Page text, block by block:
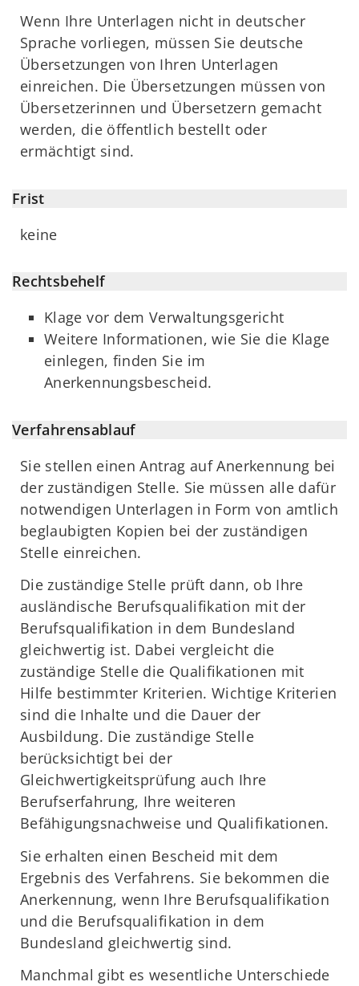
Wenn Ihre Unterlagen nicht in deutscher
Sprache vorliegen, müssen Sie deutsche
Übersetzungen von Ihren Unterlagen
einreichen. Die Übersetzungen müssen von
Übersetzerinnen und Übersetzern gemacht
werden, die öffentlich bestellt oder
ermächtigt sind.
Frist
keine
Rechtsbehelf
Klage vor dem Verwaltungsgericht
Weitere Informationen, wie Sie die Klage
einlegen, finden Sie im
Anerkennungsbescheid.
Verfahrensablauf
Sie stellen einen Antrag auf Anerkennung bei
der zuständigen Stelle. Sie müssen alle dafür
notwendigen Unterlagen in Form von amtlich
beglaubigten Kopien bei der zuständigen
Stelle einreichen.
Die zuständige Stelle prüft dann, ob Ihre
ausländische Berufsqualifikation mit der
Berufsqualifikation in dem Bundesland
gleichwertig ist. Dabei vergleicht die
zuständige Stelle die Qualifikationen mit
Hilfe bestimmter Kriterien. Wichtige Kriterien
sind die Inhalte und die Dauer der
Ausbildung. Die zuständige Stelle
berücksichtigt bei der
Gleichwertigkeitsprüfung auch Ihre
Berufserfahrung, Ihre weiteren
Befähigungsnachweise und Qualifikationen.
Sie erhalten einen Bescheid mit dem
Ergebnis des Verfahrens. Sie bekommen die
Anerkennung, wenn Ihre Berufsqualifikation
und die Berufsqualifikation in dem
Bundesland gleichwertig sind.
Manchmal gibt es wesentliche Unterschiede